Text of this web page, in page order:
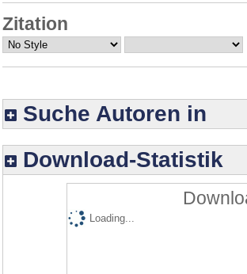
Zitation
Suche Autoren in
Download-Statistik
Loading...